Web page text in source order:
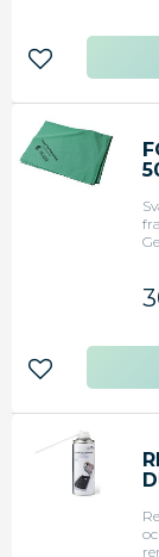
Lägg till i
Lägg till i